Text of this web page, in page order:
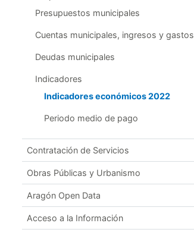
Presupuestos municipales
Cuentas municipales, ingresos y gastos
Deudas municipales
Indicadores
Indicadores económicos 2022
Periodo medio de pago
Contratación de Servicios
Obras Públicas y Urbanismo
Aragón Open Data
Acceso a la Información